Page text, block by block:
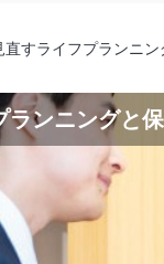
直すライフプランニ
ンニングと